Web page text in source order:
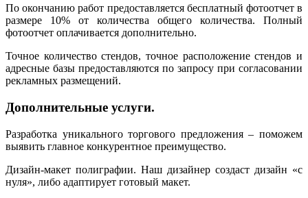
По окончанию работ предоставляется бесплатный фотоотчет в
размере 10% от количества общего количества. Полный
фотоотчет оплачивается дополнительно.
Точное количество стендов, точное расположение стендов и
адресные базы предоставляются по запросу при согласовании
рекламных размещений.
Дополнительные услуги.
Разработка уникального торгового предложения – поможем
выявить главное конкурентное преимущество.
Дизайн-макет полиграфии. Наш дизайнер создаст дизайн «с
нуля», либо адаптирует готовый макет.